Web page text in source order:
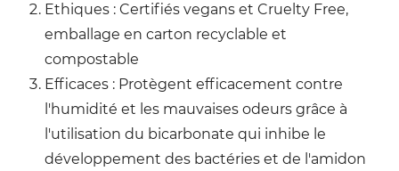
Ethiques : Certifiés vegans et Cruelty Free,
emballage en carton recyclable et
compostable
Efficaces : Protègent efficacement contre
l'humidité et les mauvaises odeurs grâce à
l'utilisation du bicarbonate qui inhibe le
développement des bactéries et de l'amidon